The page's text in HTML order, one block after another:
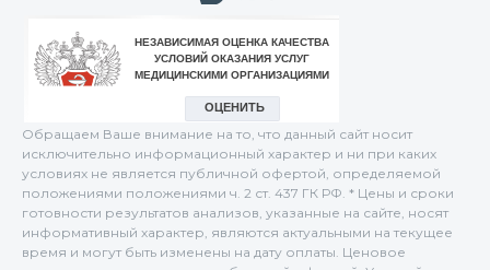
Обращаем Ваше внимание на то, что данный сайт носит
исключительно информационный характер и ни при каких
условиях не является публичной офертой, определяемой
положениями положениями ч. 2 ст. 437 ГК РФ. * Цены и сроки
готовности результатов анализов, указанные на сайте, носят
информативный характер, являются актуальными на текущее
время и могут быть изменены на дату оплаты. Ценовое